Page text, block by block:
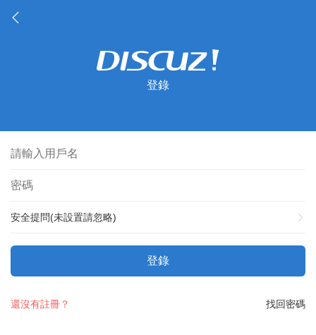
登錄
安全提問(未設置請忽略)
登錄
找回密碼
還沒有註冊？